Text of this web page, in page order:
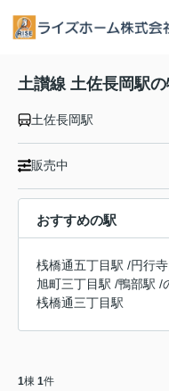
土讃線 土佐長岡駅
土佐長岡駅
販売中
おすすめの駅
桟橋通五丁目駅 /円行
旭町三丁目駅 /鴨部駅 /
桟橋通三丁目駅
1棟 1件